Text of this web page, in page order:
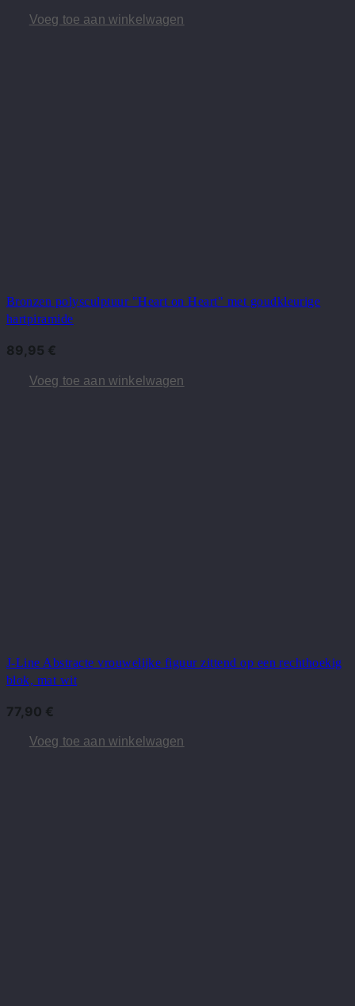
Voeg toe aan winkelwagen
Bronzen polysculptuur "Heart on Heart" met goudkleurige
hartpiramide
89,95 €
Voeg toe aan winkelwagen
J-Line Abstracte vrouwelijke figuur zittend op een rechthoekig
blok, mat wit
77,90 €
Voeg toe aan winkelwagen